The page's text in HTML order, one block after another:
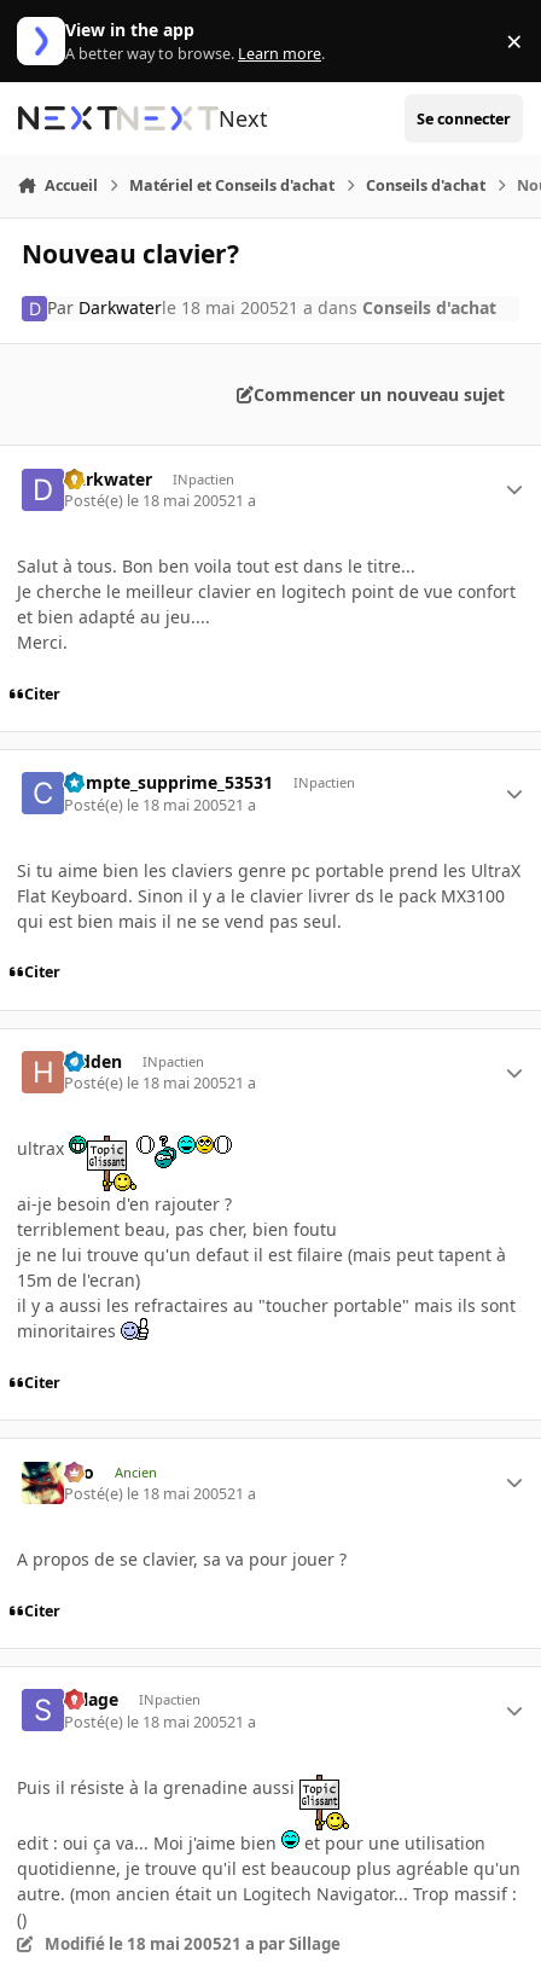
Aller au contenu
View in the app
A better way to browse. Learn more. ×
Next Se connecter
Accueil Matériel et Conseils d'achat Conseils d'achat
Nouveau clavier?
Par Darkwaterle 18 mai 200521 a dans Conseils d'achat
Commencer un nouveau sujet
Darkwater INpactien
Posté(e) le 18 mai 200521 a
Salut à tous. Bon ben voila tout est dans le titre...
Je cherche le meilleur clavier en logitech point de vue confort
et bien adapté au jeu....
Merci.
Citer
Compte_supprime_53531 INpactien
Posté(e) le 18 mai 200521 a
Si tu aime bien les claviers genre pc portable prend les UltraX
Flat Keyboard. Sinon il y a le clavier livrer ds le pack MX3100
qui est bien mais il ne se vend pas seul.
Citer
hidden INpactien
Posté(e) le 18 mai 200521 a
ultrax
ai-je besoin d'en rajouter ?
terriblement beau, pas cher, bien foutu
je ne lui trouve qu'un defaut il est filaire (mais peut tapent à
15m de l'ecran)
il y a aussi les refractaires au "toucher portable" mais ils sont
minoritaires
Citer
eYo Ancien
Posté(e) le 18 mai 200521 a
A propos de se clavier, sa va pour jouer ?
Citer
Sillage INpactien
Posté(e) le 18 mai 200521 a
Puis il résiste à la grenadine aussi
edit : oui ça va... Moi j'aime bien
et pour une utilisation
quotidienne, je trouve qu'il est beaucoup plus agréable qu'un
autre. (mon ancien était un Logitech Navigator... Trop massif :
()
Modifié le 18 mai 200521 a par Sillage